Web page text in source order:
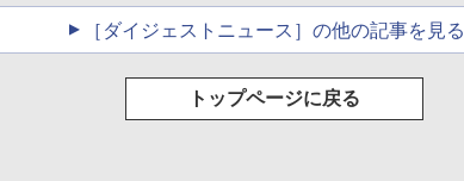
［ダイジェストニュース］の他の記事を見る
トップページに戻る